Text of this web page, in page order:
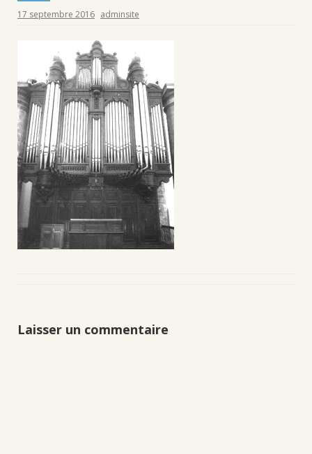
17 septembre 2016 adminsite
Laisser un commentaire